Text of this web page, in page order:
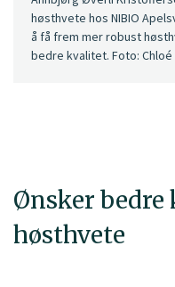
Ønsker
høsthvete
høsthvete hos NIBIO
å få frem mer robust
bedre kvalitet. Foto: Chloé